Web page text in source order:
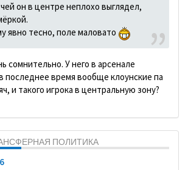
он в центре неплохо выглядел,
явно тесно, поле маловато
сомнительно. У него в арсенале
последнее время вообще клоунские па
и такого игрока в центральную зону?
ПОЛИТИКА